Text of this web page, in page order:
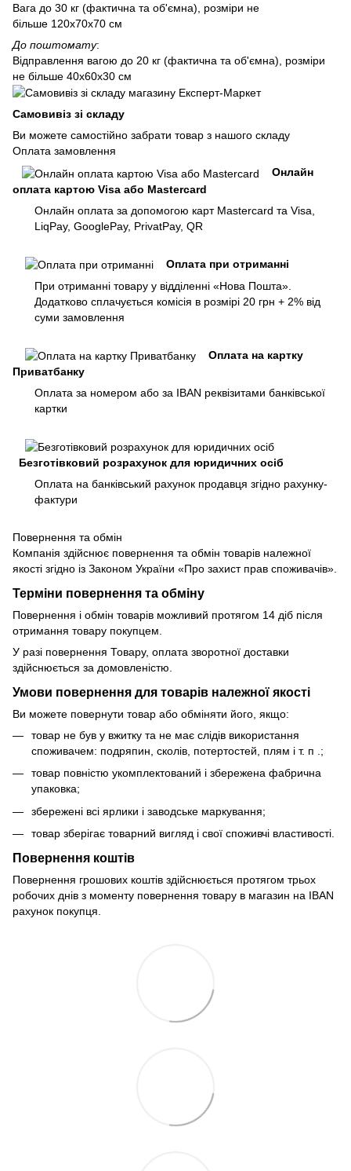
Вага до 30 кг (фактична та об'ємна), розміри не
більше 120х70х70 см
До поштомату:
Відправлення вагою до 20 кг (фактична та об'ємна), розміри
не більше 40х60х30 см
Самовивіз зі складу
Ви можете самостійно забрати товар з нашого складу
Оплата замовлення
Онлайн
оплата картою Visa або Mastercard
Онлайн оплата за допомогою карт Mastercard та Visa,
LiqPay, GooglePay, PrivatPay, QR
Оплата при отриманні
При отриманні товару у відділенні «Нова Пошта».
Додатково сплачується комісія в розмірі 20 грн + 2% від
суми замовлення
Оплата на картку
Приватбанку
Оплата за номером або за IBAN реквізитами банківської
картки
Безготівковий розрахунок для юридичних осіб
Оплата на банківський рахунок продавця згідно рахунку-
фактури
Повернення та обмін
Компанія здійснює повернення та обмін товарів належної
якості згідно із Законом України «Про захист прав споживачів».
Терміни повернення та обміну
Повернення і обмін товарів можливий протягом 14 діб після
отримання товару покупцем.
У разі повернення Товару, оплата зворотної доставки
здійснюється за домовленістю.
Умови повернення для товарів належної якості
Ви можете повернути товар або обміняти його, якщо:
товар не був у вжитку та не має слідів використання
споживачем: подряпин, сколів, потертостей, плям і т. п .;
товар повністю укомплектований і збережена фабрична
упаковка;
збережені всі ярлики і заводське маркування;
товар зберігає товарний вигляд і свої споживчі властивості.
Повернення коштів
Повернення грошових коштів здійснюється протягом трьох
робочих днів з моменту повернення товару в магазин на IBAN
рахунок покупця.